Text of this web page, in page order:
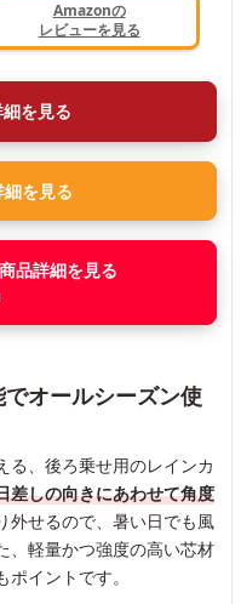
Amazonの
レビューを見る
を見る
を見る
品詳細を見る
オールシーズン使
る、後ろ乗せ用のレインカ
差しの向きにあわせて角度
外せるので、暑い日でも風
、軽量かつ強度の高い芯材
イントです。